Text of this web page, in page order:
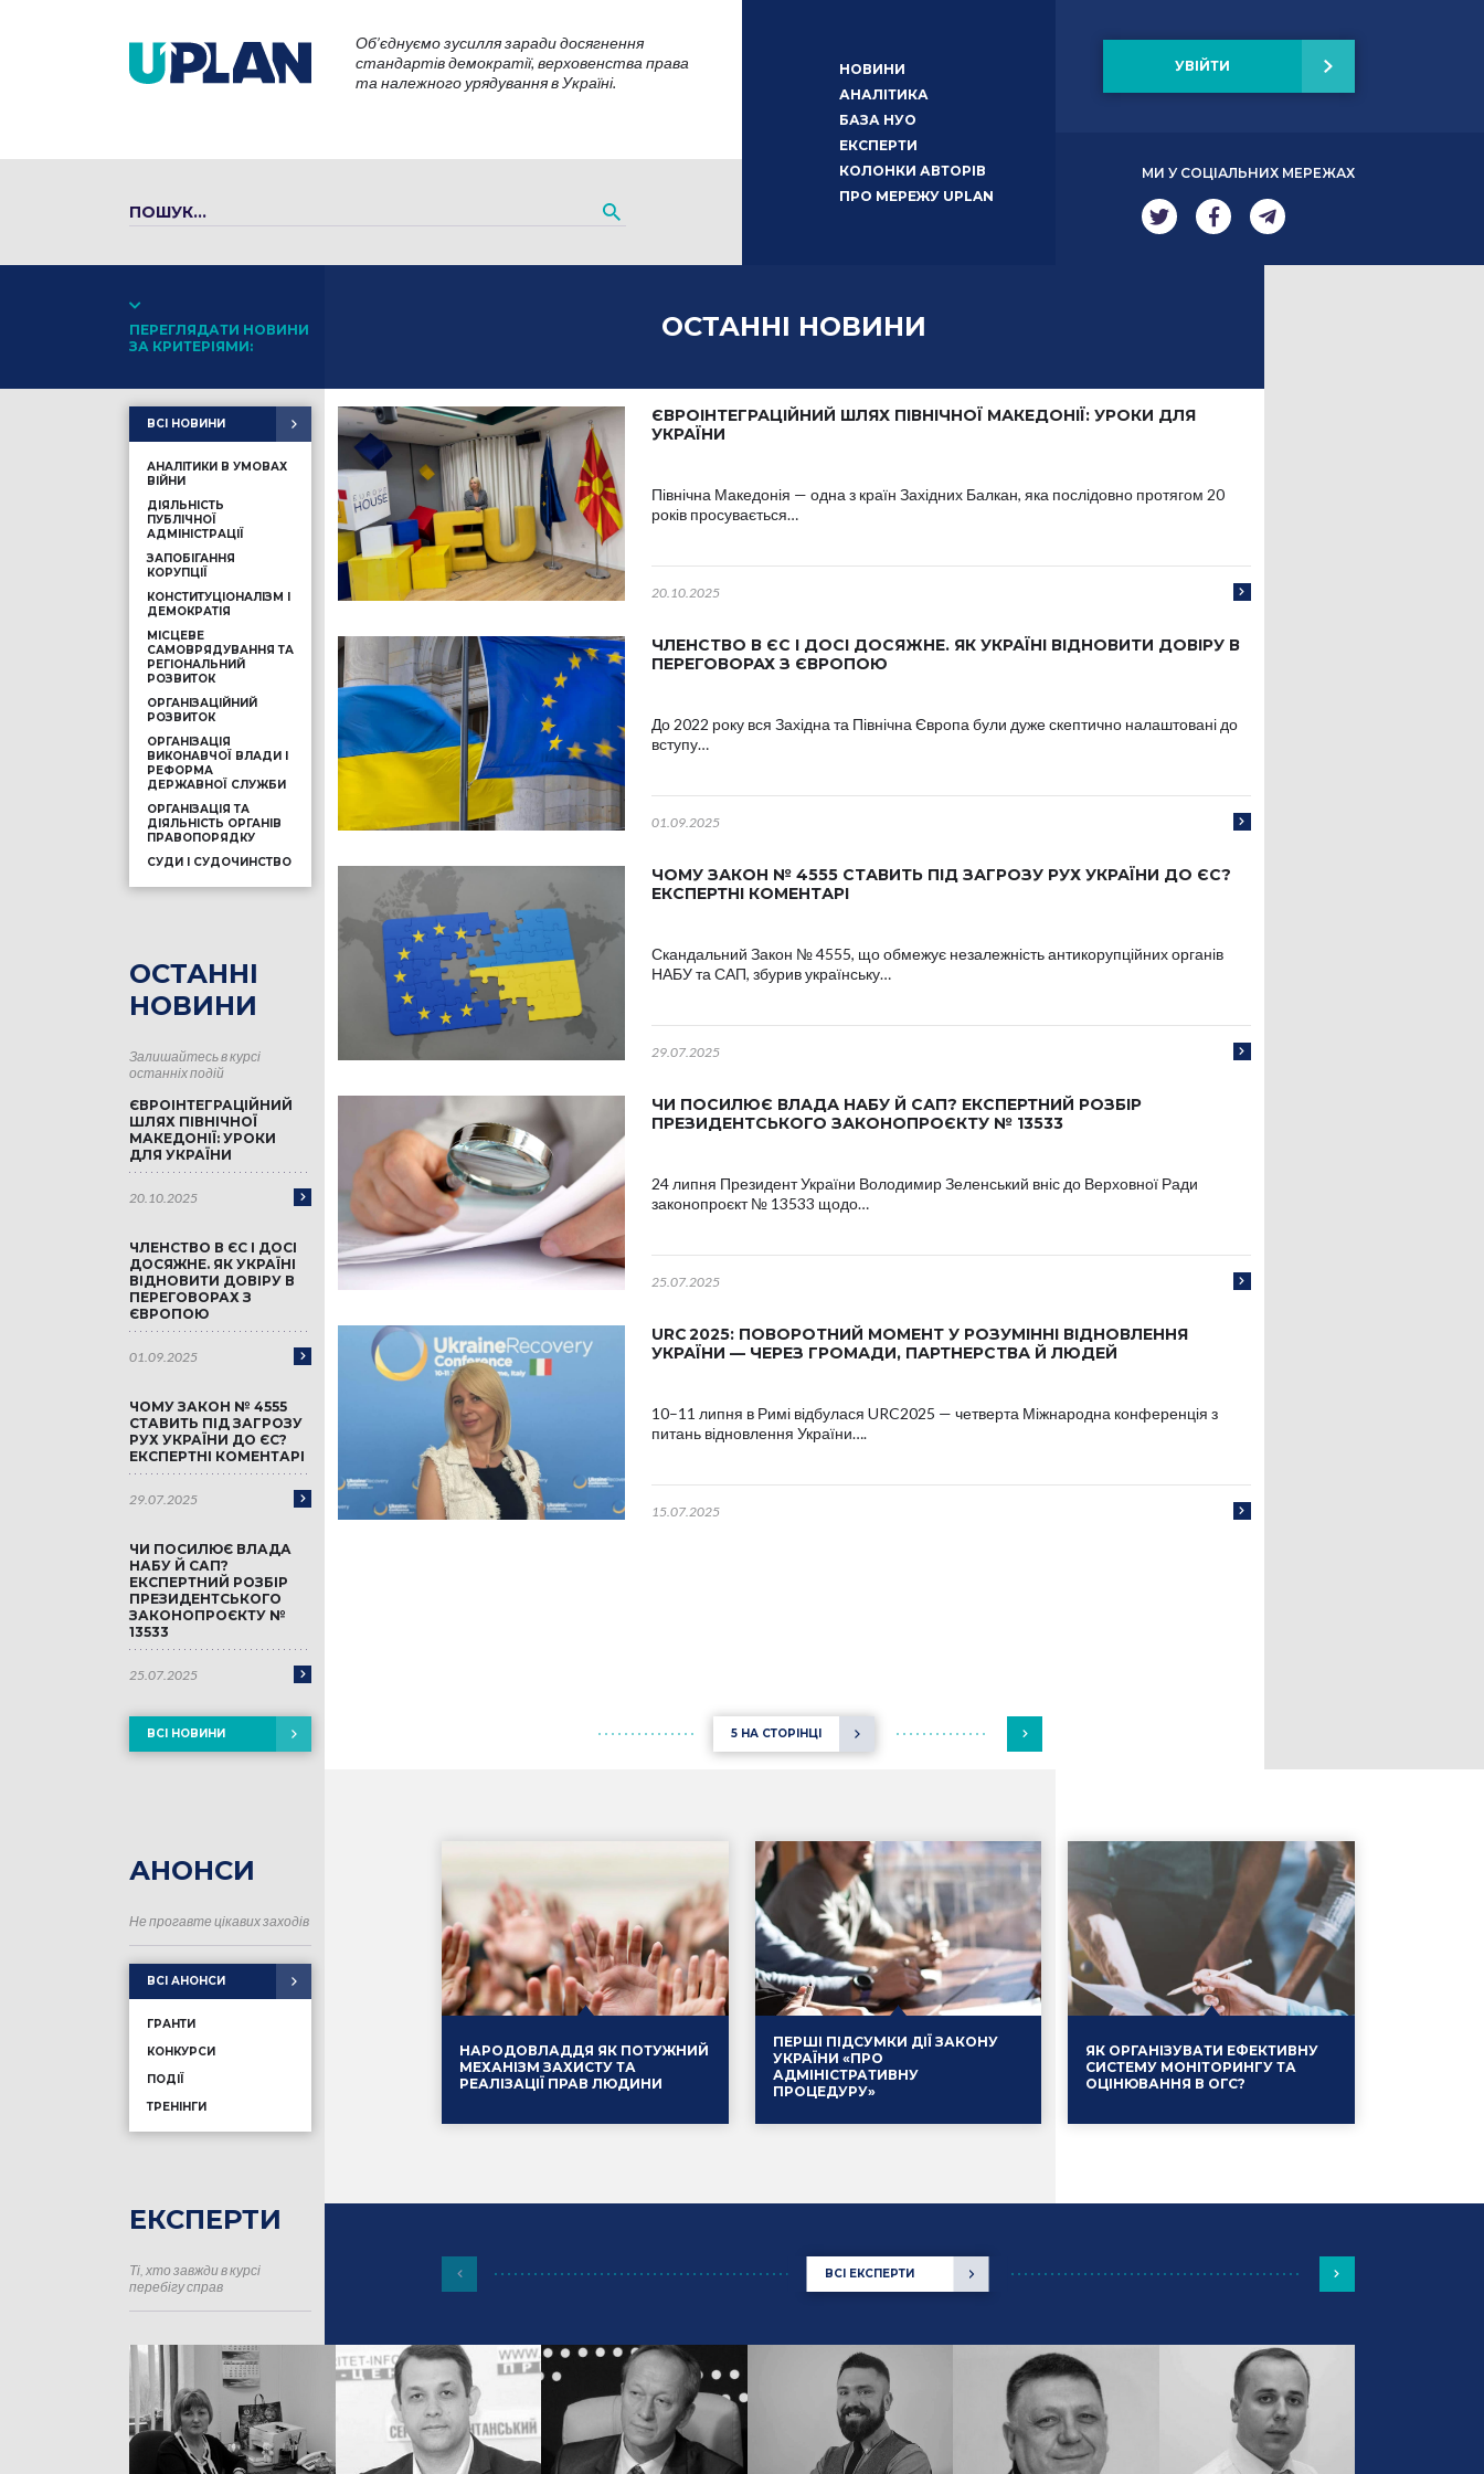
Об’єднуємо зусилля заради досягнення
стандартів демократії, верховенства права
та належного урядування в Україні.
НОВИНИ
АНАЛІТИКА
БАЗА НУО
ЕКСПЕРТИ
КОЛОНКИ АВТОРІВ
ПРО МЕРЕЖУ UPLAN
УВІЙТИ
МИ У СОЦІАЛЬНИХ МЕРЕЖАХ
ПЕРЕГЛЯДАТИ НОВИНИ
ЗА КРИТЕРІЯМИ:
ВСІ НОВИНИ
АНАЛІТИКИ В УМОВАХ
ВІЙНИ
ДІЯЛЬНІСТЬ
ПУБЛІЧНОЇ
АДМІНІСТРАЦІЇ
ЗАПОБІГАННЯ
КОРУПЦІЇ
КОНСТИТУЦІОНАЛІЗМ І
ДЕМОКРАТІЯ
МІСЦЕВЕ
САМОВРЯДУВАННЯ ТА
РЕГІОНАЛЬНИЙ
РОЗВИТОК
ОРГАНІЗАЦІЙНИЙ
РОЗВИТОК
ОРГАНІЗАЦІЯ
ВИКОНАВЧОЇ ВЛАДИ І
РЕФОРМА
ДЕРЖАВНОЇ СЛУЖБИ
ОРГАНІЗАЦІЯ ТА
ДІЯЛЬНІСТЬ ОРГАНІВ
ПРАВОПОРЯДКУ
СУДИ І СУДОЧИНСТВО
ОСТАННІ
НОВИНИ
Залишайтесь в курсі
останніх подій
ЄВРОІНТЕГРАЦІЙНИЙ
ШЛЯХ ПІВНІЧНОЇ
МАКЕДОНІЇ: УРОКИ
ДЛЯ УКРАЇНИ
20.10.2025
ЧЛЕНСТВО В ЄС І ДОСІ
ДОСЯЖНЕ. ЯК УКРАЇНІ
ВІДНОВИТИ ДОВІРУ В
ПЕРЕГОВОРАХ З
ЄВРОПОЮ
01.09.2025
ЧОМУ ЗАКОН № 4555
СТАВИТЬ ПІД ЗАГРОЗУ
РУХ УКРАЇНИ ДО ЄС?
ЕКСПЕРТНІ КОМЕНТАРІ
29.07.2025
ЧИ ПОСИЛЮЄ ВЛАДА
НАБУ Й САП?
ЕКСПЕРТНИЙ РОЗБІР
ПРЕЗИДЕНТСЬКОГО
ЗАКОНОПРОЄКТУ №
13533
25.07.2025
ВСІ НОВИНИ
ОСТАННІ НОВИНИ
ЄВРОІНТЕГРАЦІЙНИЙ ШЛЯХ ПІВНІЧНОЇ МАКЕДОНІЇ: УРОКИ ДЛЯ
УКРАЇНИ
Північна Македонія — одна з країн Західних Балкан, яка послідовно протягом 20
років просувається…
20.10.2025
ЧЛЕНСТВО В ЄС І ДОСІ ДОСЯЖНЕ. ЯК УКРАЇНІ ВІДНОВИТИ ДОВІРУ В
ПЕРЕГОВОРАХ З ЄВРОПОЮ
До 2022 року вся Західна та Північна Європа були дуже скептично налаштовані до
вступу…
01.09.2025
ЧОМУ ЗАКОН № 4555 СТАВИТЬ ПІД ЗАГРОЗУ РУХ УКРАЇНИ ДО ЄС?
ЕКСПЕРТНІ КОМЕНТАРІ
Скандальний Закон № 4555, що обмежує незалежність антикорупційних органів
НАБУ та САП, збурив українську…
29.07.2025
ЧИ ПОСИЛЮЄ ВЛАДА НАБУ Й САП? ЕКСПЕРТНИЙ РОЗБІР
ПРЕЗИДЕНТСЬКОГО ЗАКОНОПРОЄКТУ № 13533
24 липня Президент України Володимир Зеленський вніс до Верховної Ради
законопроєкт № 13533 щодо…
25.07.2025
URC 2025: ПОВОРОТНИЙ МОМЕНТ У РОЗУМІННІ ВІДНОВЛЕННЯ
УКРАЇНИ — ЧЕРЕЗ ГРОМАДИ, ПАРТНЕРСТВА Й ЛЮДЕЙ
10–11 липня в Римі відбулася URC2025 — четверта Міжнародна конференція з
питань відновлення України….
15.07.2025
5 НА СТОРІНЦІ
АНОНСИ
Не прогавте цікавих заходів
ВСІ АНОНСИ
ГРАНТИ
КОНКУРСИ
ПОДІЇ
ТРЕНІНГИ
НАРОДОВЛАДДЯ ЯК ПОТУЖНИЙ
МЕХАНІЗМ ЗАХИСТУ ТА
РЕАЛІЗАЦІЇ ПРАВ ЛЮДИНИ
16.01.2025 Події
ПЕРШІ ПІДСУМКИ ДІЇ ЗАКОНУ
УКРАЇНИ «ПРО
АДМІНІСТРАТИВНУ
ПРОЦЕДУРУ»
14.01.2025 Події
ЯК ОРГАНІЗУВАТИ ЕФЕКТИВНУ
СИСТЕМУ МОНІТОРИНГУ ТА
ОЦІНЮВАННЯ В ОГС?
13.01.2025 Події
ЕКСПЕРТИ
Ті, хто завжди в курсі
перебігу справ
ВСІ ЕКСПЕРТИ